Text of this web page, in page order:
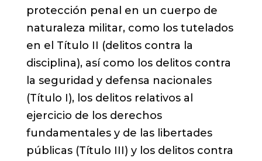
protección penal en un cuerpo de
naturaleza militar, como los tutelados
en el Título II (delitos contra la
disciplina), así como los delitos contra
la seguridad y defensa nacionales
(Título I), los delitos relativos al
ejercicio de los derechos
fundamentales y de las libertades
públicas (Título III) y los delitos contra